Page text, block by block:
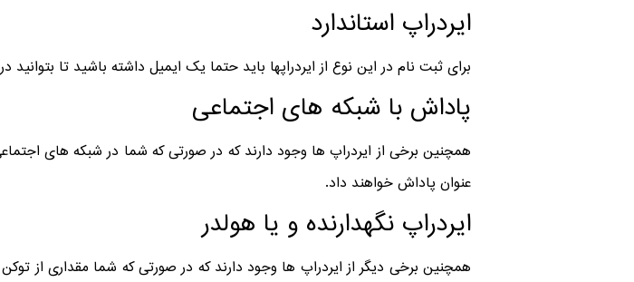
ایردراپ استاندارد
برای ثبت نام در این نوع از ایردراپها باید حتما یک ایمیل داشته باشید تا بتوانید
پاداش با شبکه های اجتماعی
همچنین برخی از ایردراپ ها وجود دارند که در صورتی که شما در شبکه های
عنوان پاداش خواهند داد.
ایردراپ نگهدارنده و یا هولدر
همچنین برخی دیگر از ایردراپ ها وجود دارند که در صورتی که شما مقداری از